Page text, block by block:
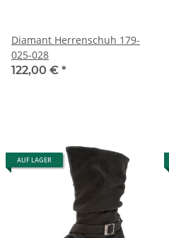
Diamant Herrenschuh 179-
025-028
122,00 € *
AUF LAGER